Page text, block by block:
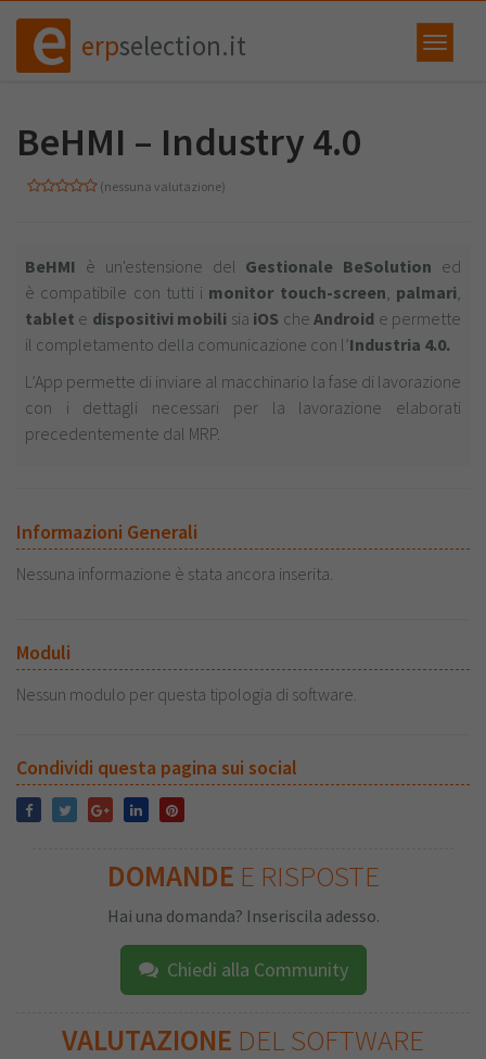
erpselection.it
BeHMI – Industry 4.0
(nessuna valutazione)
BeHMI è un'estensione del Gestionale BeSolution ed
è compatibile con tutti i monitor touch-screen, palmari,
tablet e dispositivi mobili sia iOS cheAndroid e permette
il completamento della comunicazione con l’Industria 4.0.
L’App permette di inviare al macchinario la fase di lavorazione
con i dettagli necessari per la lavorazione elaborati
precedentemente dal MRP.
Informazioni Generali
Nessuna informazione è stata ancora inserita.
Moduli
Nessun modulo per questa tipologia di software.
Condividi questa pagina sui social
DOMANDE E RISPOSTE
Hai una domanda? Inseriscila adesso.
Chiedi alla Community
VALUTAZIONE DEL SOFTWARE